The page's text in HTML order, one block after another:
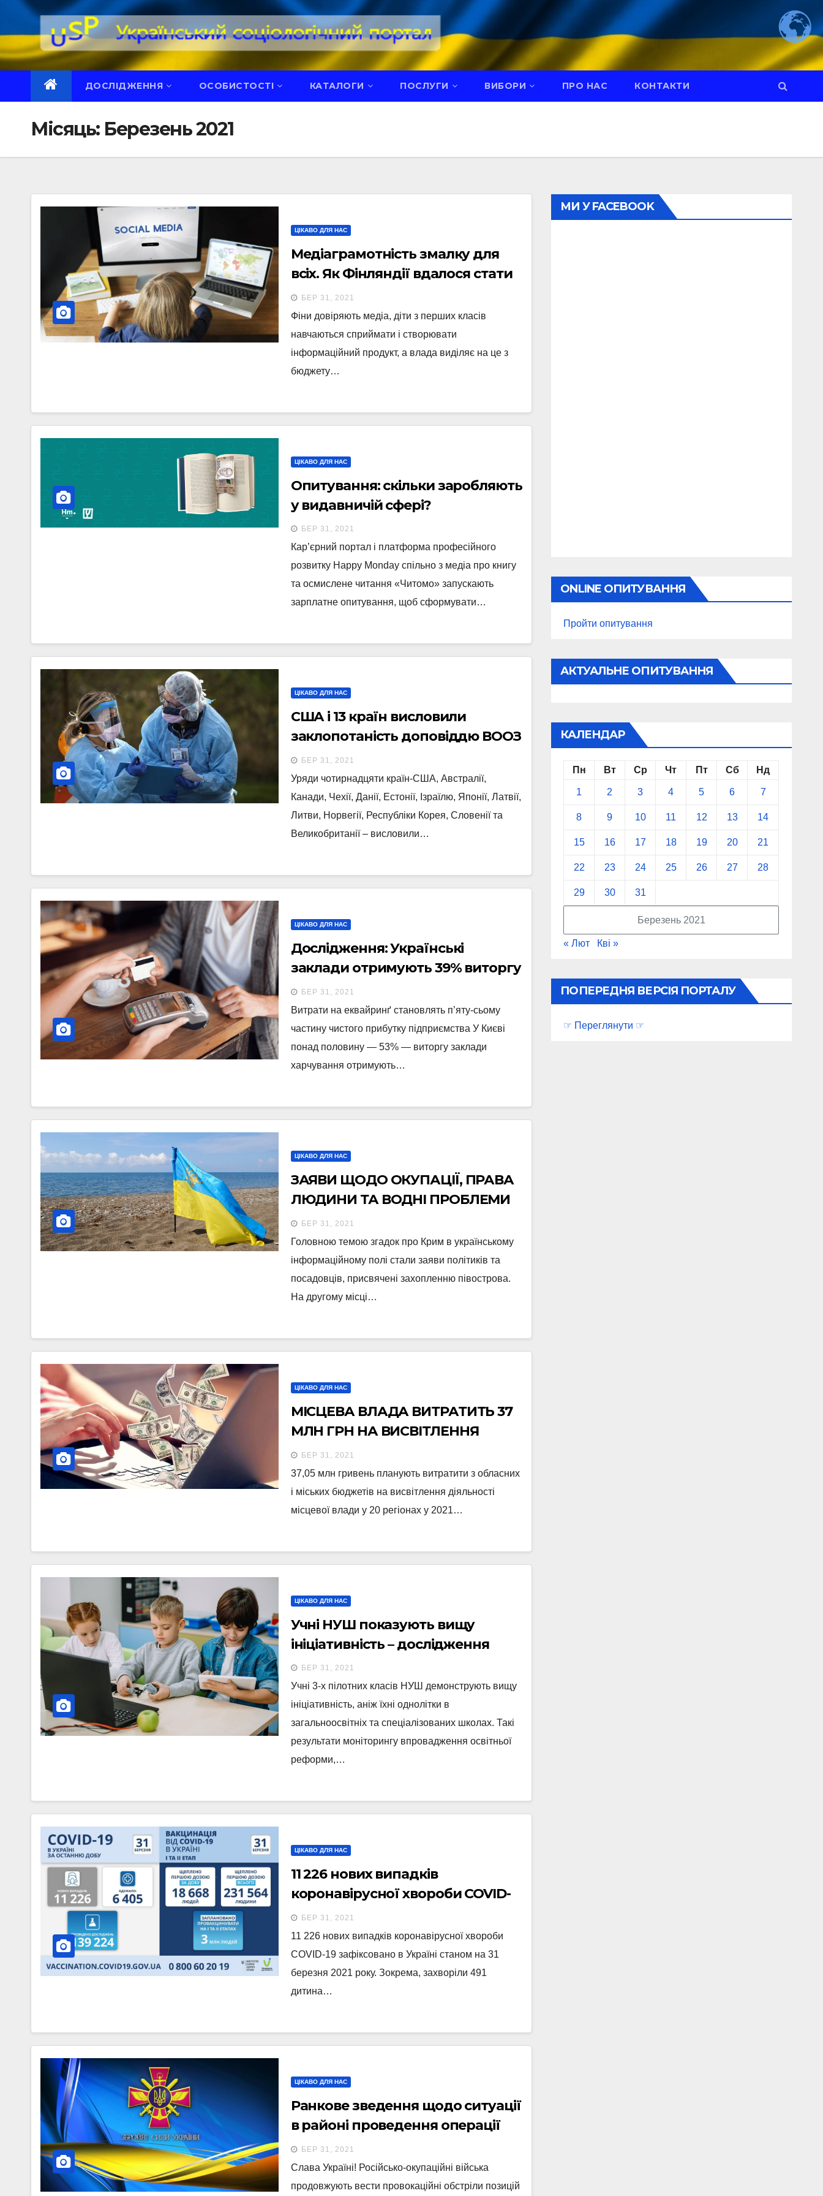
Перейти
вмісту
ДОСЛІДЖЕННЯ ОСОБИСТОСТІ КАТАЛОГИ ПОСЛУГИ ВИБОРИ ПРО НАС КОНТАКТИ
Місяць: Березень 2021
ЦІКАВО ДЛЯ НАС
Медіаграмотність змалку для
всіх. Як Фінляндії вдалося стати
лідеркою з розвитку критичного
мислення
БЕР 31, 2021
Фіни довіряють медіа, діти з перших класів
навчаються сприймати і створювати
інформаційний продукт, а влада виділяє на це з
бюджету…
ЦІКАВО ДЛЯ НАС
Опитування: скільки заробляють
у видавничій сфері?
БЕР 31, 2021
Кар’єрний портал і платформа професійного
розвитку Happy Monday спільно з медіа про книгу
та осмислене читання «Читомо» запускають
зарплатне опитування, щоб сформувати…
ЦІКАВО ДЛЯ НАС
США і 13 країн висловили
заклопотаність доповіддю ВООЗ
щодо коронавірусу
БЕР 31, 2021
Уряди чотирнадцяти країн-США, Австралії,
Канади, Чехії, Данії, Естонії, Ізраїлю, Японії, Латвії,
Литви, Норвегії, Республіки Корея, Словенії та
Великобританії – висловили…
ЦІКАВО ДЛЯ НАС
Дослідження: Українські
заклади отримують 39% виторгу
від безготівкової оплати
БЕР 31, 2021
Витрати на еквайринґ становлять п’яту-сьому
частину чистого прибутку підприємства У Києві
понад половину — 53% — виторгу заклади
харчування отримують…
ЦІКАВО ДЛЯ НАС
ЗАЯВИ ЩОДО ОКУПАЦІЇ, ПРАВА
ЛЮДИНИ ТА ВОДНІ ПРОБЛЕМИ
НА ПІВОСТРОВІ: ЩО ПИСАЛИ
УКРАЇНСЬКІ МЕДІА ПРО КРИМ
БЕР 31, 2021
Головною темою згадок про Крим в українському
інформаційному полі стали заяви політиків та
посадовців, присвячені захопленню півострова.
На другому місці…
ЦІКАВО ДЛЯ НАС
МІСЦЕВА ВЛАДА ВИТРАТИТЬ 37
МЛН ГРН НА ВИСВІТЛЕННЯ
СВОЄЇ ДІЯЛЬНОСТІ У 2021 РОЦІ –
ДОСЛІДЖЕННЯ ІМІ
БЕР 31, 2021
37,05 млн гривень планують витратити з обласних
і міських бюджетів на висвітлення діяльності
місцевої влади у 20 регіонах у 2021…
ЦІКАВО ДЛЯ НАС
Учні НУШ показують вищу
ініціативність – дослідження
БЕР 31, 2021
Учні 3-х пілотних класів НУШ демонструють вищу
ініціативність, аніж їхні однолітки в
загальноосвітніх та спеціалізованих школах. Такі
результати моніторингу впровадження освітньої
реформи,…
ЦІКАВО ДЛЯ НАС
11 226 нових випадків
коронавірусної хвороби COVID-
19 зафіксовано в Україні станом
на 31 березня 2021 року.
БЕР 31, 2021
11 226 нових випадків коронавірусної хвороби
COVID-19 зафіксовано в Україні станом на 31
березня 2021 року. Зокрема, захворіли 491
дитина…
ЦІКАВО ДЛЯ НАС
Ранкове зведення щодо ситуації
в районі проведення операції
Об’єднаних сил станом на 7.00 31
березня 2021 року
БЕР 31, 2021
Слава Україні! Російсько-окупаційні війська
продовжують вести провокаційні обстріли позицій
МИ У FACEBOOK
ONLINE ОПИТУВАННЯ
Пройти опитування
АКТУАЛЬНЕ ОПИТУВАННЯ
КАЛЕНДАР
Березень 2021
Пн Вт Ср Чт Пт Сб Нд
1 2 3 4 5 6 7
8 9 10 11 12 13 14
15 16 17 18 19 20 21
22 23 24 25 26 27 28
29 30 31
« Лют Кві »
ПОПЕРЕДНЯ ВЕРСІЯ ПОРТАЛУ
☞ Переглянути ☞